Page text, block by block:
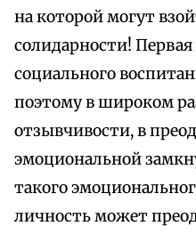
на которой могут
солидарности! Первая
социального
поэтому в широком
отзывчивости, в
эмоциональной
такого
личность может